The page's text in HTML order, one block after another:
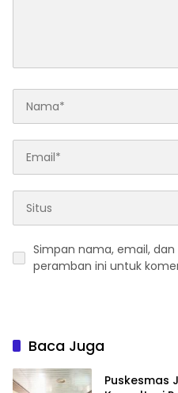
Simpan nama, email,
peramban ini untuk
Baca Juga
Puskesmas